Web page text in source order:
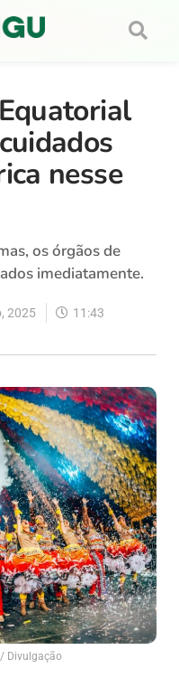
nesse
os órgãos de
imediatamente.
2025 11:43
Divulgação